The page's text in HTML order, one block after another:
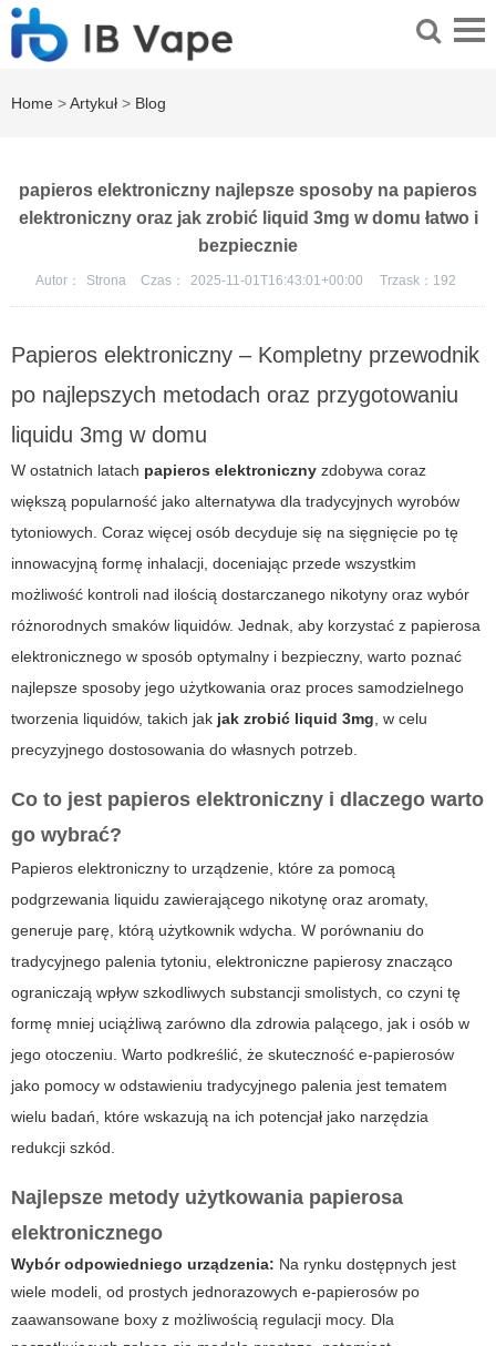
Home >Artykuł > Blog
papieros elektroniczny najlepsze sposoby na papieros
elektroniczny oraz jak zrobić liquid 3mg w domu łatwo i
bezpiecznie
Autor： Strona Czas： 2025-11-01T16:43:01+00:00 Trzask： 192
Papieros elektroniczny – Kompletny przewodnik
po najlepszych metodach oraz przygotowaniu
liquidu 3mg w domu
W ostatnich latach papieros elektroniczny zdobywa coraz
większą popularność jako alternatywa dla tradycyjnych wyrobów
tytoniowych. Coraz więcej osób decyduje się na sięgnięcie po tę
innowacyjną formę inhalacji, doceniając przede wszystkim
możliwość kontroli nad ilością dostarczanego nikotyny oraz wybór
różnorodnych smaków liquidów. Jednak, aby korzystać z papierosa
elektronicznego w sposób optymalny i bezpieczny, warto poznać
najlepsze sposoby jego użytkowania oraz proces samodzielnego
tworzenia liquidów, takich jak jak zrobić liquid 3mg, w celu
precyzyjnego dostosowania do własnych potrzeb.
Co to jest papieros elektroniczny i dlaczego warto
go wybrać?
Papieros elektroniczny to urządzenie, które za pomocą
podgrzewania liquidu zawierającego nikotynę oraz aromaty,
generuje parę, którą użytkownik wdycha. W porównaniu do
tradycyjnego palenia tytoniu, elektroniczne papierosy znacząco
ograniczają wpływ szkodliwych substancji smolistych, co czyni tę
formę mniej uciążliwą zarówno dla zdrowia palącego, jak i osób w
jego otoczeniu. Warto podkreślić, że skuteczność e-papierosów
jako pomocy w odstawieniu tradycyjnego palenia jest tematem
wielu badań, które wskazują na ich potencjał jako narzędzia
redukcji szkód.
Najlepsze metody użytkowania papierosa
elektronicznego
Wybór odpowiedniego urządzenia: Na rynku dostępnych jest
wiele modeli, od prostych jednorazowych e-papierosów po
zaawansowane boxy z możliwością regulacji mocy. Dla